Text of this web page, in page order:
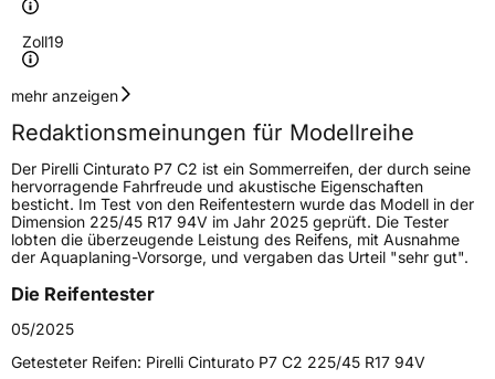
Zoll19
Geschwindigkeitsindex
Höchstgeschwindigkeit
190 km/h
Lastindex100
Höchstlast800 kg
Gewicht (in kg) 12,666 kg
FahrzeugtypPKW
mehr anzeigen
Redaktionsmeinungen für Modellreihe
Der Pirelli Cinturato P7 C2 ist ein Sommerreifen, der durch seine
hervorragende Fahrfreude und akustische Eigenschaften
besticht. Im Test von den Reifentestern wurde das Modell in der
Dimension 225/45 R17 94V im Jahr 2025 geprüft. Die Tester
lobten die überzeugende Leistung des Reifens, mit Ausnahme
der Aquaplaning-Vorsorge, und vergaben das Urteil "sehr gut".
Die Reifentester
05/2025
Getesteter Reifen: Pirelli Cinturato P7 C2 225/45 R17 94V